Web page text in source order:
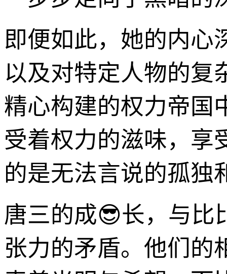
即便如此，她的内心
以及对特定人物的复
精心构建的权力帝国
受着权力的滋味，享
的是无法言说的孤独
唐三的成😎长，与比
张力的矛盾。他们的